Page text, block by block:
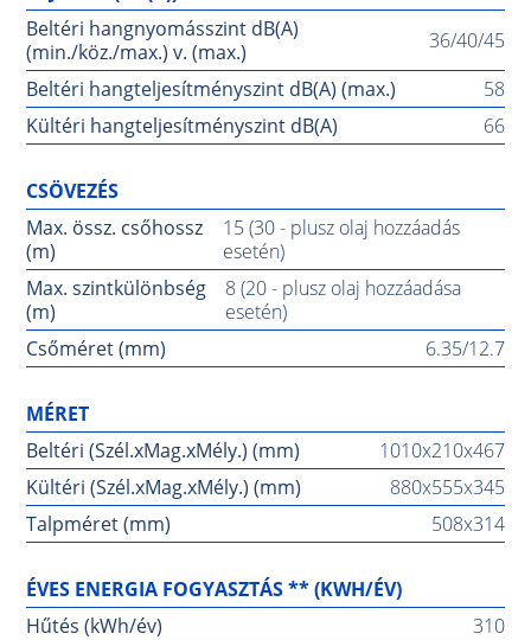
Beltéri hangnyomásszint dB(A)
(min./köz./max.) v. (max.)
36/40/45
Beltéri hangteljesítményszint dB(A) (max.)
58
Kültéri hangteljesítményszint dB(A)
66
CSÖVEZÉS
Max. össz. csőhossz
(m)
15 (30 - plusz olaj hozzáadás
esetén)
Max. szintkülönbség
(m)
8 (20 - plusz olaj hozzáadása
esetén)
Csőméret (mm)
6.35/12.7
MÉRET
Beltéri (Szél.xMag.xMély.) (mm)
1010x210x467
Kültéri (Szél.xMag.xMély.) (mm)
880x555x345
Talpméret (mm)
508x314
ÉVES ENERGIA FOGYASZTÁS ** (KWH/ÉV)
Hűtés (kWh/év)
310